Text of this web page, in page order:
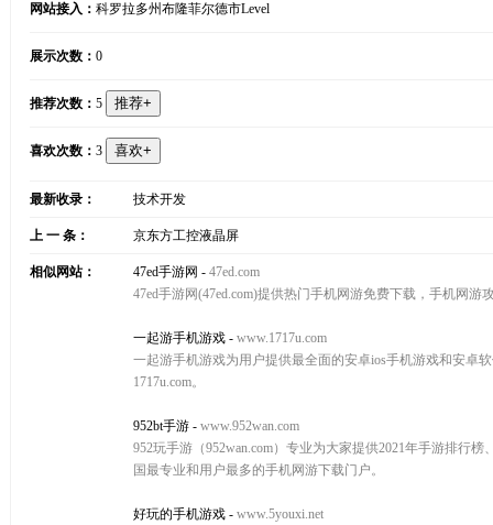
网站接入： 科罗拉多州布隆菲尔德市Level
展示次数： 0
推荐次数： 5
喜欢次数： 3
最新收录： 技术开发
上 一 条： 京东方工控液晶屏
相似网站： 47ed手游网 - 47ed.com
47ed手游网(47ed.com)提供热门手机网游免费下载，手机网
一起游手机游戏 - www.1717u.com
一起游手机游戏为用户提供最全面的安卓ios手机游戏和安卓
1717u.com。
952bt手游 - www.952wan.com
952玩手游（952wan.com）专业为大家提供2021年手游排行
国最专业和用户最多的手机网游下载门户。
好玩的手机游戏 - www.5youxi.net